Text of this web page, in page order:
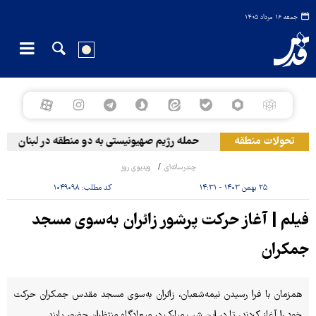
جمعه ۱۶ مرداد ۱۴۰۵
تحولات منطقه حمله رژیم صهیونیستی به دو منطقه در لبنان
چندرسانه‌ای ویدیوی روز
۲۵ بهمن ۱۴۰۳ - ۱۴:۳۱ کد مطلب:۱۰۴۹۰۹۸
فیلم | آغاز حرکت پرشور زائران به‌سوی مسجد
جمکران
همزمان با فرا رسیدن نیمه‌شعبان، زائران به‌سوی مسجد مقدس جمکران حرکت